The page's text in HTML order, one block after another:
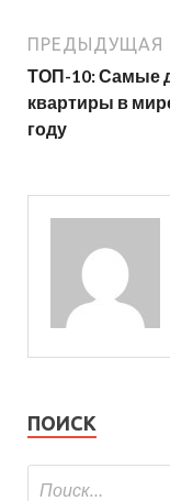
ПРЕДЫДУЩАЯ
ТОП-10: Самые
квартиры в
году
ПОИСК